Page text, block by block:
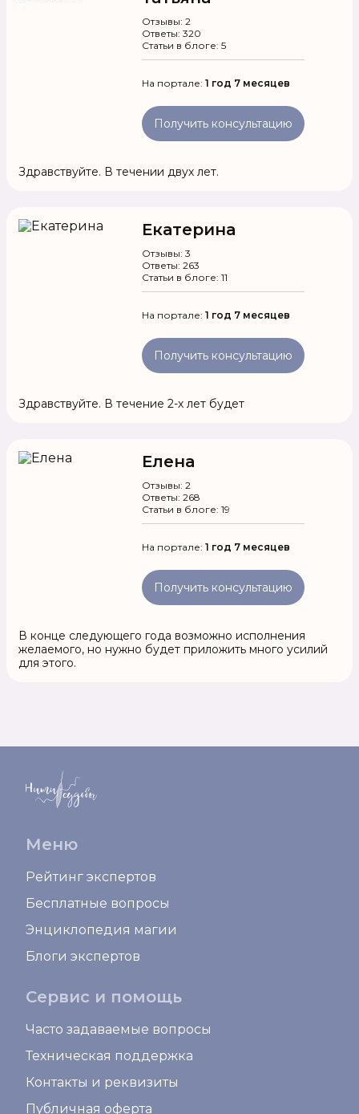
Отзывы: 2
Ответы: 320
Статьи в блоге: 5
На портале: 1 год 7 месяцев
Получить консультацию
Здравствуйте. В течении двух лет.
Екатерина
Отзывы: 3
Ответы: 263
Статьи в блоге: 11
На портале: 1 год 7 месяцев
Получить консультацию
Здравствуйте. В течение 2-х лет будет
Елена
Отзывы: 2
Ответы: 268
Статьи в блоге: 19
На портале: 1 год 7 месяцев
Получить консультацию
В конце следующего года возможно исполнения
желаемого, но нужно будет приложить много усилий
для этого.
Меню
Рейтинг экспертов
Бесплатные вопросы
Энциклопедия магии
Блоги экспертов
Сервис и помощь
Часто задаваемые вопросы
Техническая поддержка
Контакты и реквизиты
Публичная оферта